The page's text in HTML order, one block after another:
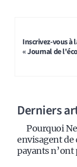
Inscrivez-vous à
« Journal de
Derniers
Pourquoi
envisagent de
payants n’ont